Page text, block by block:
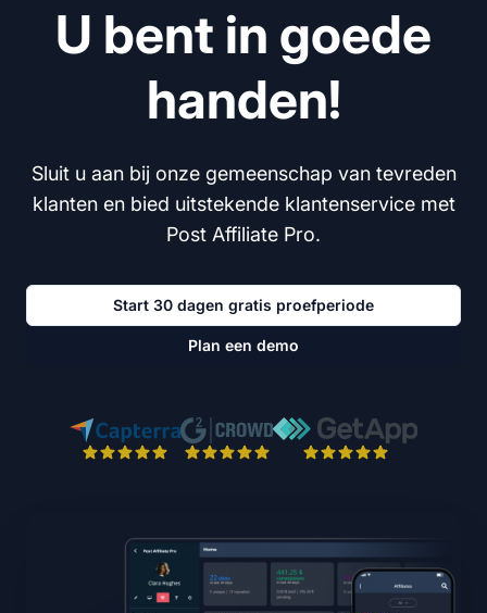
U bent in goede
handen!
Sluit u aan bij onze gemeenschap van tevreden
klanten en bied uitstekende klantenservice met
Post Affiliate Pro.
Start 30 dagen gratis proefperiode
Plan een demo